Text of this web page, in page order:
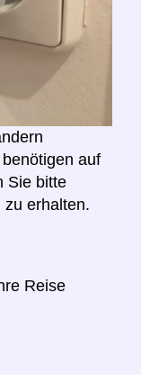
auf
Sie bitte
zu erhalten.
Reise